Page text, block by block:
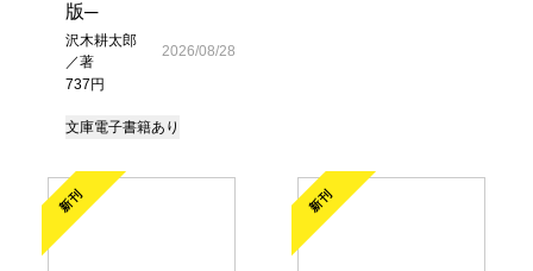
版─
沢木耕太郎
／著
737円
2026/08/28
文庫電子書籍あり
新刊 新刊